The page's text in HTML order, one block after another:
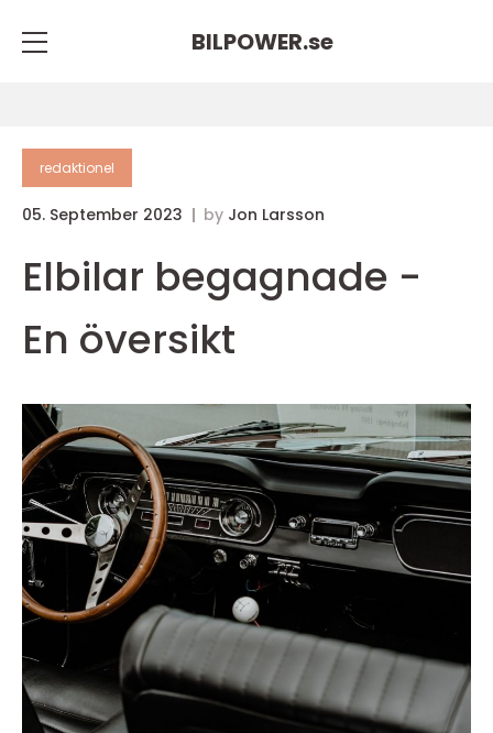
BILPOWER.se
redaktionel
05. September 2023 by Jon Larsson
Elbilar begagnade -
En översikt